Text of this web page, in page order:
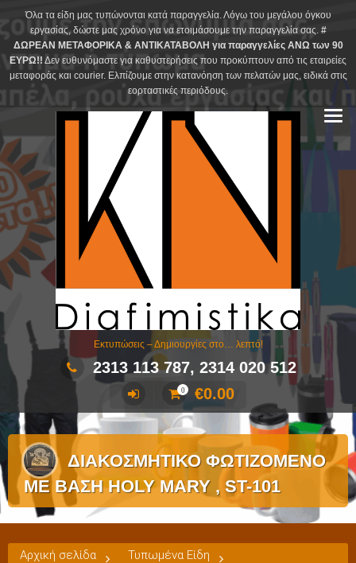
content
Όλα τα είδη μας τυπώνονται κατά παραγγελία. Λόγω του μεγάλου όγκου
εργασίας, δώστε μας χρόνο για να ετοιμάσουμε την παραγγελία σας. #
ΔΩΡΕΑΝ ΜΕΤΑΦΟΡΙΚΑ & ΑΝΤΙΚΑΤΑΒΟΛΗ για παραγγελίες ΑΝΩ των 90
ΕΥΡΩ!! Δεν ευθυνόμαστε για καθυστερήσεις που προκύπτουν από τις εταιρείες
μεταφοράς και courier. Ελπίζουμε στην κατανόηση των πελατών μας, ειδικά στις
εορταστικές περιόδους.
Εκτυπώσεις – Δημιουργίες στο… λεπτό!
2313 113 787, 2314 020 512
0 €0.00
ΔΙΑΚΟΣΜΗΤΙΚΟ ΦΩΤΙΖΟΜΕΝΟ
ΜΕ ΒΑΣΗ HOLY MARY , ST-101
Αρχική σελίδα
Τυπωμένα Είδη